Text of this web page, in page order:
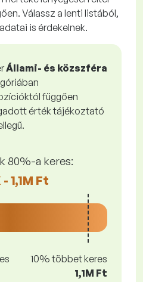
Válassz a lenti listából,
is érdekelnek.
Állami- és közszféra
függően
érték tájékoztató
80%-a keres:
1,1M Ft
10% többet keres
1,1M Ft